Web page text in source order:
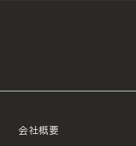
会社概要